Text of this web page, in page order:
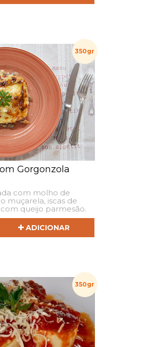
350gr
Gorgonzola
com molho de
muçarela, iscas de
queijo parmesão.
ADICIONAR
350gr